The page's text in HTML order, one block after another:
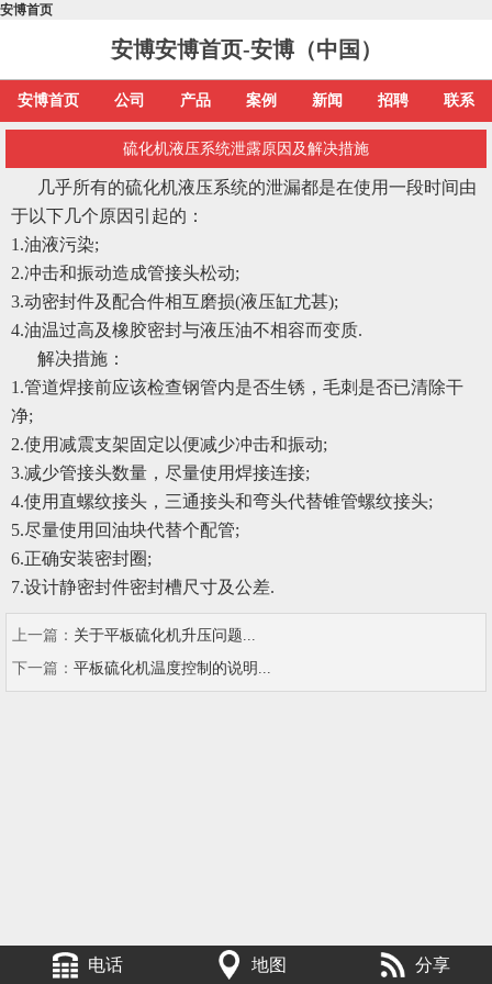
安博首页
安博安博首页-安博（中国）
安博首页 公司 产品 案例 新闻 招聘 联系
硫化机液压系统泄露原因及解决措施
几乎所有的硫化机液压系统的泄漏都是在使用一段时间由
于以下几个原因引起的：
1.油液污染;
2.冲击和振动造成管接头松动;
3.动密封件及配合件相互磨损(液压缸尤甚);
4.油温过高及橡胶密封与液压油不相容而变质.
解决措施：
1.管道焊接前应该检查钢管内是否生锈，毛刺是否已清除干
净;
2.使用减震支架固定以便减少冲击和振动;
3.减少管接头数量，尽量使用焊接连接;
4.使用直螺纹接头，三通接头和弯头代替锥管螺纹接头;
5.尽量使用回油块代替个配管;
6.正确安装密封圈;
7.设计静密封件密封槽尺寸及公差.
上一篇： 关于平板硫化机升压问题...
下一篇： 平板硫化机温度控制的说明...
电话 地图 分享